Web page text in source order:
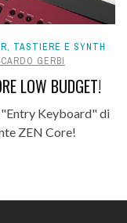
, TASTIERE E SYNTH
GERBI
LOW BUDGET!
"Entry Keyboard" di
ZEN Core!